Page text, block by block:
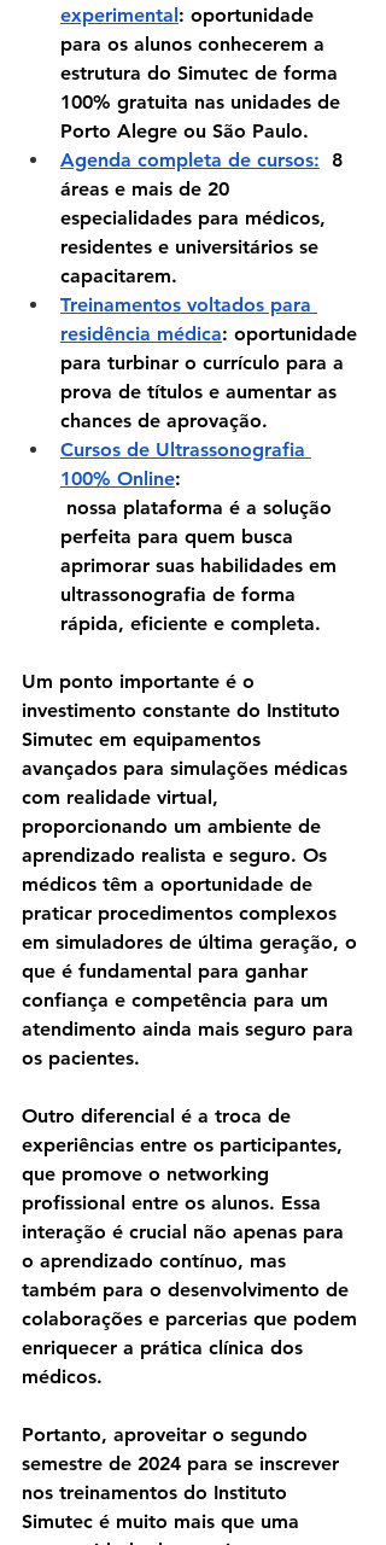
experimental : oportunidade
para os alunos conhecerem a
estrutura do Simutec de forma
100% gratuita nas unidades de
Porto Alegre ou São Paulo.
Agenda completa de cursos: 8
áreas e mais de 20
especialidades para médicos,
residentes e universitários se
capacitarem.
Treinamentos voltados para
residência médica: oportunidade
para turbinar o currículo para a
prova de títulos e aumentar as
chances de aprovação.
Cursos de Ultrassonografia
100% Online:
perfeita para quem busca
aprimorar suas habilidades em
ultrassonografia de forma
rápida, eficiente e completa.
Um ponto importante é o
investimento constante do Instituto
Simutec em equipamentos
avançados para simulações médicas
com realidade virtual,
proporcionando um ambiente de
aprendizado realista e seguro. Os
médicos têm a oportunidade de
praticar procedimentos complexos
em simuladores de última geração, o
que é fundamental para ganhar
confiança e competência para um
atendimento ainda mais seguro para
os pacientes.
Outro diferencial é a troca de
experiências entre os participantes,
que promove o networking
profissional entre os alunos. Essa
interação é crucial não apenas para
o aprendizado contínuo, mas
também para o desenvolvimento de
colaborações e parcerias que podem
enriquecer a prática clínica dos
médicos.
Portanto, aproveitar o segundo
semestre de 2024 para se inscrever
nos treinamentos do Instituto
Simutec é muito mais que uma